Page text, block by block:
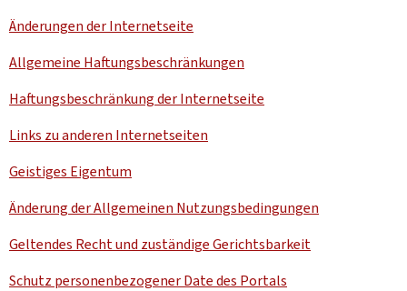
Änderungen der Internetseite
Allgemeine Haftungsbeschränkungen
Haftungsbeschränkung der Internetseite
Links zu anderen Internetseiten
Geistiges Eigentum
Änderung der Allgemeinen Nutzungsbedingungen
Geltendes Recht und zuständige Gerichtsbarkeit
Schutz personenbezogener Date des Portals